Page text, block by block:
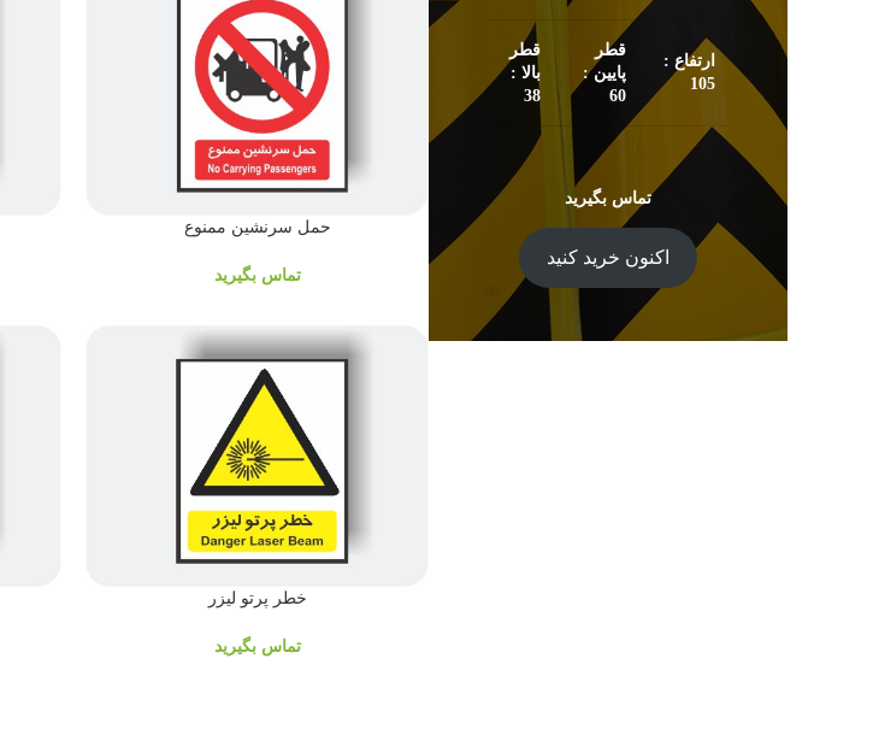
ارتفاع :
105
قطر
پایین :
60
قطر
بالا :
38
تماس بگیرید
اکنون خرید کنید
حمل سرنشین ممنوع
تماس بگیرید
خطر پرتو لیزر
تماس بگیرید